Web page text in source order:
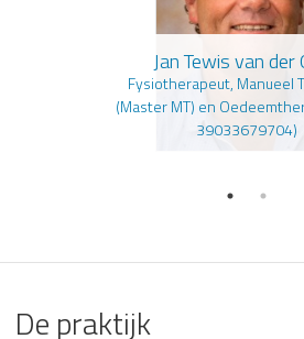
Jan Tewis van der
Fysiotherapeut, Manueel
(Master MT) en
39033679704)
De praktijk